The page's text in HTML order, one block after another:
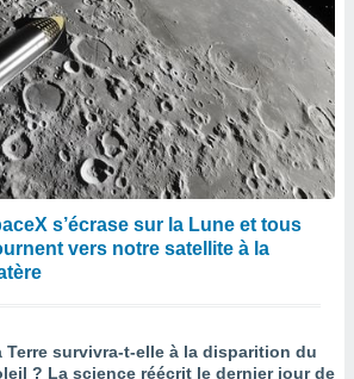
s’écrase sur la Lune et tous
vers notre satellite à la
Terre survivra-t-elle à la disparition du
? La science réécrit le dernier jour de